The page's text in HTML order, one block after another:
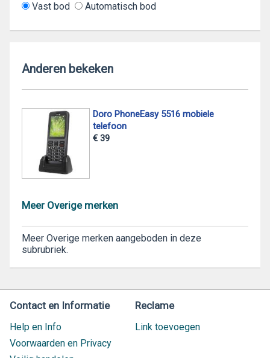
Vast bod Automatisch bod
Anderen bekeken
Doro PhoneEasy 5516 mobiele
telefoon
€ 39
Meer Overige merken
Meer Overige merken aangeboden in deze
subrubriek.
Contact en Informatie
Help en Info
Voorwaarden en Privacy
Reclame
Link toevoegen